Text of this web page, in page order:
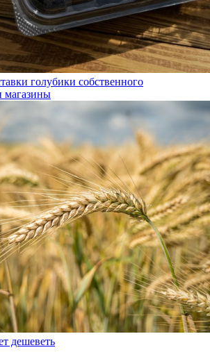
голубики собственного
магазины
дешеветь